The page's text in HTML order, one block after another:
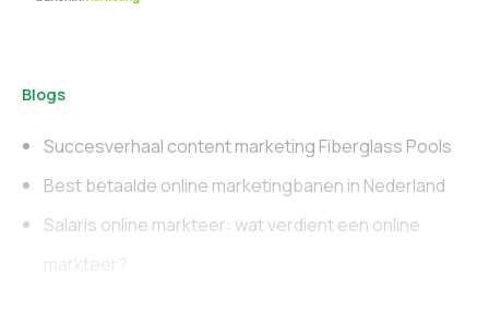
Blogs
Succesverhaal content marketing Fiberglass Pools
Best betaalde online marketingbanen in Nederland
Salaris online markteer: wat verdient een online
markteer?